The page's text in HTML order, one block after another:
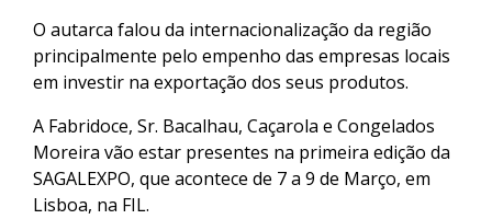
O autarca falou da internacionalização da região
principalmente pelo empenho das empresas locais
em investir na exportação dos seus produtos.
A Fabridoce, Sr. Bacalhau, Caçarola e Congelados
Moreira vão estar presentes na primeira edição da
SAGALEXPO, que acontece de 7 a 9 de Março, em
Lisboa, na FIL.